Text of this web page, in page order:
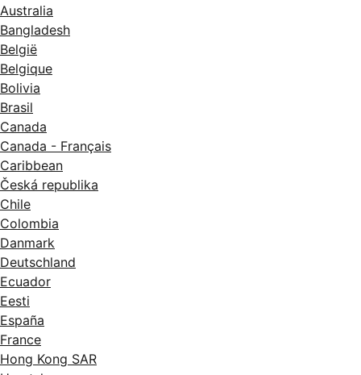
Australia
Bangladesh
België
Belgique
Bolivia
Brasil
Canada
Canada - Français
Caribbean
Česká republika
Chile
Colombia
Danmark
Deutschland
Ecuador
Eesti
España
France
Hong Kong SAR